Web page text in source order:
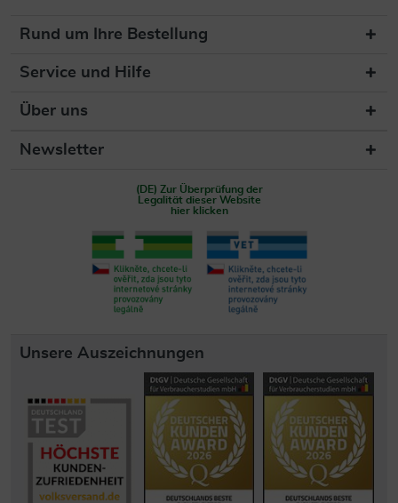
Rund um Ihre Bestellung
Service und Hilfe
Über uns
Newsletter
(DE) Zur Überprüfung der
Legalität dieser Website
hier klicken
Unsere Auszeichnungen